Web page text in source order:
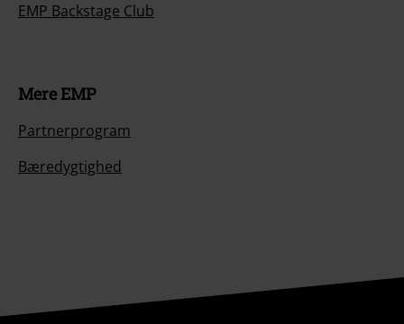
EMP Backstage Club
Mere EMP
Partnerprogram
Bæredygtighed